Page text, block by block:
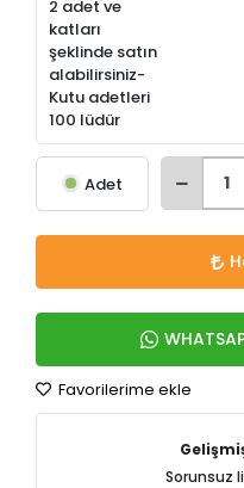
2 adet ve
katları
şeklinde satın
alabilirsiniz-
Kutu adetleri
100 lüdür
Adet
Favorilerime ekle
Sorunsuz